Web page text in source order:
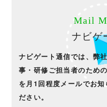
Mail
ナビゲ
ナビゲート通信では、弊
事・研修ご担当者のため
を月1回程度メールでお
ださい。